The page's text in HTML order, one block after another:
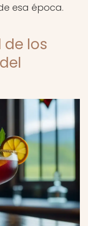
esa época.
los